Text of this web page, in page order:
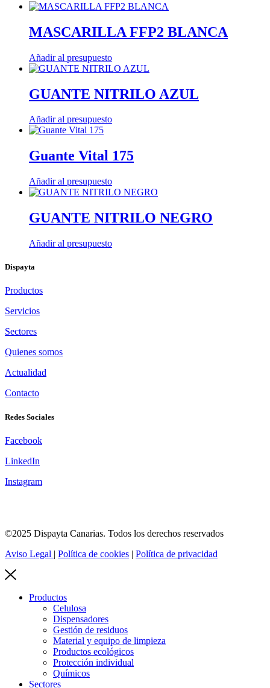
MASCARILLA FFP2 BLANCA
Añadir al presupuesto
GUANTE NITRILO AZUL
Añadir al presupuesto
Guante Vital 175
Añadir al presupuesto
GUANTE NITRILO NEGRO
Añadir al presupuesto
Dispayta
Productos
Servicios
Sectores
Quienes somos
Actualidad
Contacto
Redes Sociales
Facebook
LinkedIn
Instagram
©2025 Dispayta Canarias. Todos los derechos reservados
Aviso Legal | Política de cookies | Política de privacidad
Productos
Celulosa
Dispensadores
Gestión de residuos
Material y equipo de limpieza
Productos ecológicos
Protección individual
Químicos
Sectores